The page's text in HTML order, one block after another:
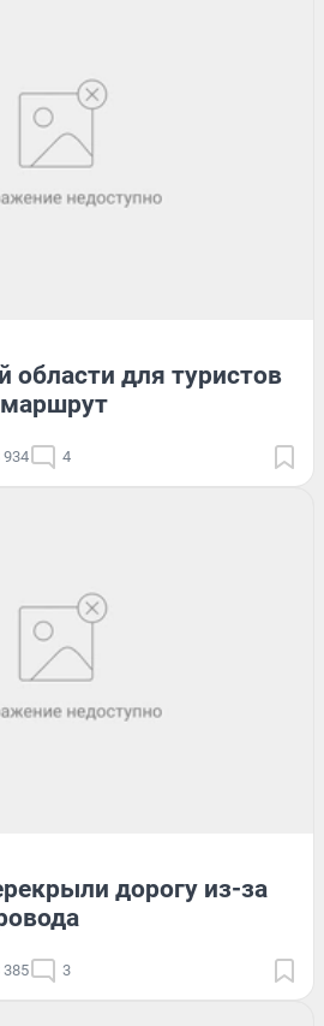
области для туристов
934 4
дорогу из-за
385 3